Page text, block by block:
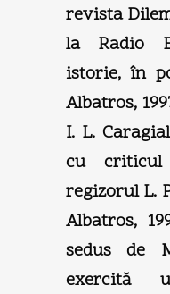
revista
la Radio
istorie, în
Albatros,
I. L.
cu criticul
regizorul L.
Albatros,
sedus de
exercită